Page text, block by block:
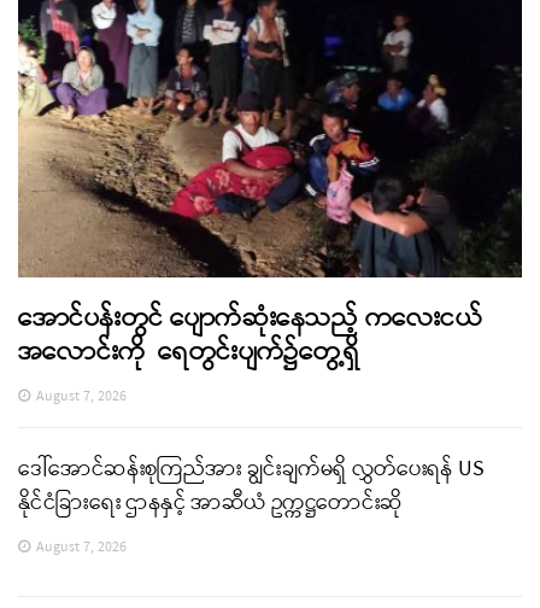
အောင်ပန်းတွင် ပျောက်ဆုံးနေသည့် ကလေးငယ်
အလောင်းကို ရေတွင်းပျက်၌တွေ့ရှိ
August 7, 2026
ဒေါ်အောင်ဆန်းစုကြည်အား ချွင်းချက်မရှိ လွှတ်ပေးရန် US
နိုင်ငံခြားရေး ဌာနနှင့် အာဆီယံ ဥက္ကဋ္ဌတောင်းဆို
August 7, 2026